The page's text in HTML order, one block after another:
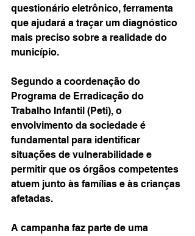
questionário eletrônico, ferramenta
que ajudará a traçar um diagnóstico
mais preciso sobre a realidade do
município.
Segundo a coordenação do
Programa de Erradicação do
Trabalho Infantil (Peti), o
envolvimento da sociedade é
fundamental para identificar
situações de vulnerabilidade e
permitir que os órgãos competentes
atuem junto às famílias e às crianças
afetadas.
A campanha faz parte de uma